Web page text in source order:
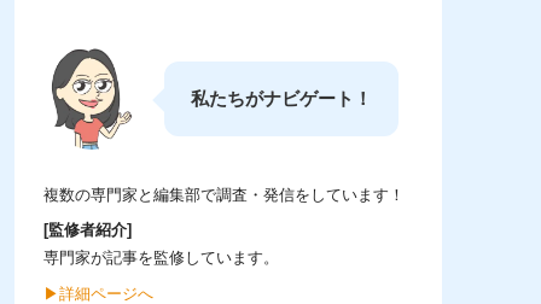
私たちがナビゲート！
複数の専門家と編集部で調査・発信をしています！
[監修者紹介]
専門家が記事を監修しています。
▶︎詳細ページへ